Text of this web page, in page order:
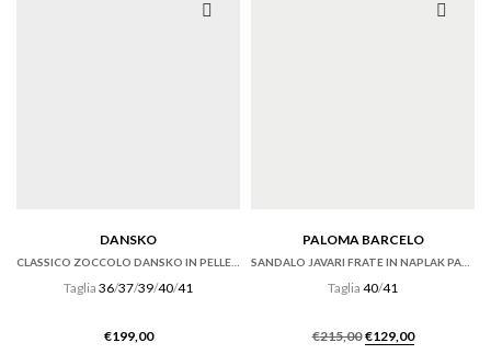
DANSKO
Taglia 36/37/39/40/41
€199,00
PALOMA BARCELO
Taglia 40/41
€215,00 Il
€129,00Il